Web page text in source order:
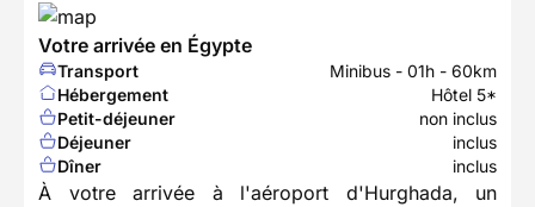
Votre arrivée en Égypte
Transport
Minibus - 01h - 60km
Hébergement
Hôtel 5*
Petit-déjeuner
non inclus
Déjeuner
inclus
Dîner
inclus
À votre arrivée à l'aéroport d'Hurghada, un